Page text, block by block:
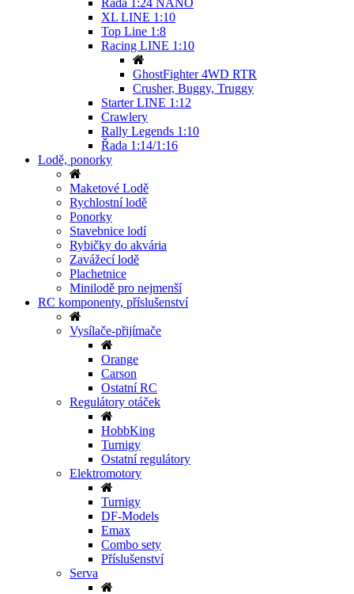
Řada 1:24 NANO
XL LINE 1:10
Top Line 1:8
Racing LINE 1:10
GhostFighter 4WD RTR
Crusher, Buggy, Truggy
Starter LINE 1:12
Crawlery
Rally Legends 1:10
Řada 1:14/1:16
Lodě, ponorky
Maketové Lodě
Rychlostní lodě
Ponorky
Stavebnice lodí
Rybičky do akvária
Zavážecí lodě
Plachetnice
Minilodě pro nejmenší
RC komponenty, příslušenství
Vysílače-přijímače
Orange
Carson
Ostatní RC
Regulátory otáček
HobbKing
Turnigy
Ostatní regulátory
Elektromotory
Turnigy
DF-Models
Emax
Combo sety
Příslušenství
Serva